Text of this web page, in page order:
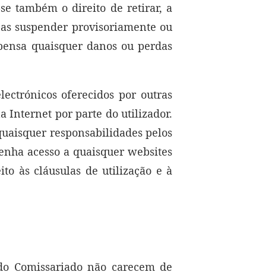
também o direito de retirar, a
suspender provisoriamente ou
quaisquer danos ou perdas
oferecidos por outras
Internet por parte do utilizador.
responsabilidades pelos
acesso a quaisquer websites
às cláusulas de utilização e à
Comissariado não carecem de